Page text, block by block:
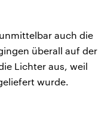
auch die
überall auf der
Lichter aus, weil
wurde.